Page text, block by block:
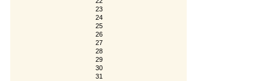
23
24
25
26
27
28
29
30
31